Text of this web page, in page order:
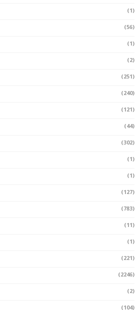
(1)
(56)
(1)
(2)
(251)
(240)
(121)
(44)
(302)
(1)
(1)
(127)
(783)
(11)
(1)
(221)
(2246)
(2)
(104)